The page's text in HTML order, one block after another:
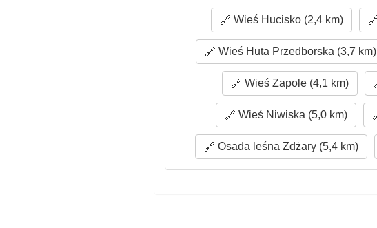
Wieś Hucisko (2,4 km)
Wieś Huta Przedborska (3,7 km)
Wieś Zapole (4,1 km)
Wieś Niwiska (5,0 km)
Osada leśna Zdżary (5,4 km)